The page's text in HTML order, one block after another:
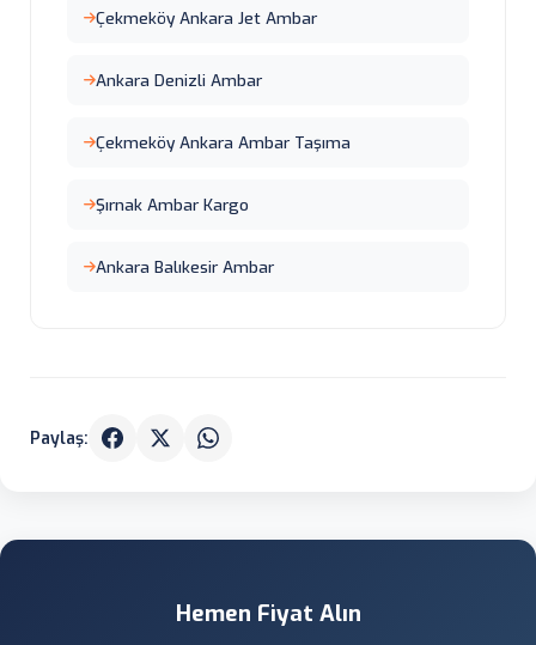
Çekmeköy Ankara Jet Ambar
Ankara Denizli Ambar
Çekmeköy Ankara Ambar Taşıma
Şırnak Ambar Kargo
Ankara Balıkesir Ambar
Paylaş:
Hemen Fiyat Alın